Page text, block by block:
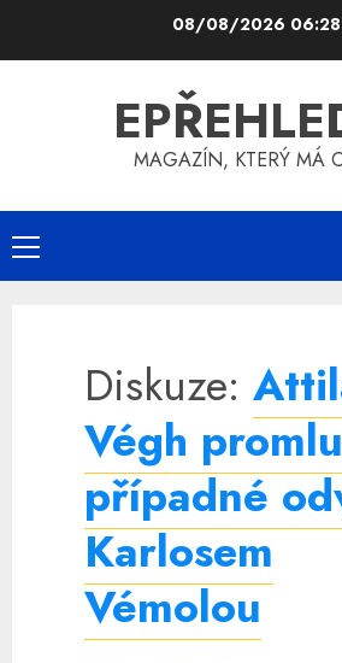
08/08/2026
MAGAZÍN, KTERÝ MÁ
Primary
Menu
Diskuze:
Végh
případné
Karlosem
Vémolou